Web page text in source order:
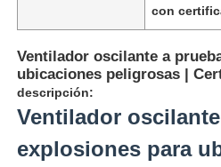
con
Ventilador oscilante a
ubicaciones peligrosas |
descripción:
Ventilador
explosiones para